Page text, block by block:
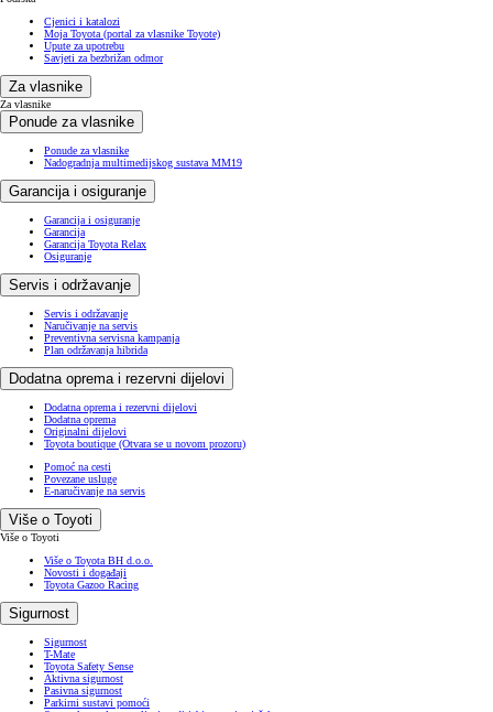
Cjenici i katalozi
Moja Toyota (portal za vlasnike Toyote)
Upute za upotrebu
Savjeti za bezbrižan odmor
Za vlasnike
Za vlasnike
Ponude za vlasnike
Ponude za vlasnike
Nadogradnja multimedijskog sustava MM19
Garancija i osiguranje
Garancija i osiguranje
Garancija
Garancija Toyota Relax
Osiguranje
Servis i održavanje
Servis i održavanje
Naručivanje na servis
Preventivna servisna kampanja
Plan održavanja hibrida
Dodatna oprema i rezervni dijelovi
Dodatna oprema i rezervni dijelovi
Dodatna oprema
Originalni dijelovi
Toyota boutique (Otvara se u novom prozoru)
Pomoć na cesti
Povezane usluge
E-naručivanje na servis
Više o Toyoti
Više o Toyoti
Više o Toyota BH d.o.o.
Novosti i događaji
Toyota Gazoo Racing
Sigurnost
Sigurnost
T-Mate
Toyota Safety Sense
Aktivna sigurnost
Pasivna sigurnost
Parkirni sustavi pomoći